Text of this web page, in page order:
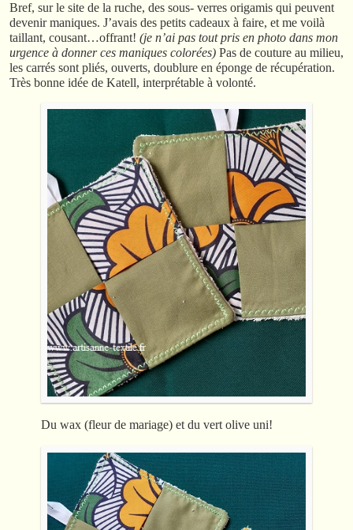
Bref, sur le site de la ruche, des sous- verres origamis qui peuvent
devenir maniques. J’avais des petits cadeaux à faire, et me voilà
taillant, cousant…offrant! (je n’ai pas tout pris en photo dans mon
urgence à donner ces maniques colorées) Pas de couture au milieu,
les carrés sont pliés, ouverts, doublure en éponge de récupération.
Très bonne idée de Katell, interprétable à volonté.
Du wax (fleur de mariage) et du vert olive uni!